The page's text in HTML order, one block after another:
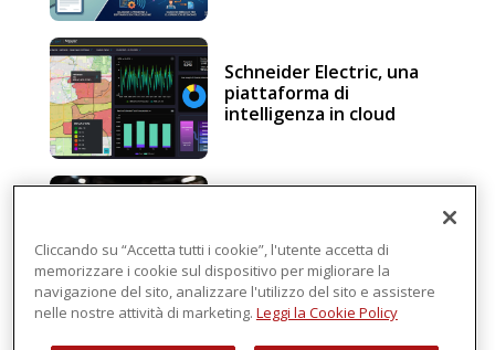
Schneider Electric, una
piattaforma di
intelligenza in cloud
Regolamento macchine
Cliccando su “Accetta tutti i cookie”, l'utente accetta di
memorizzare i cookie sul dispositivo per migliorare la
navigazione del sito, analizzare l'utilizzo del sito e assistere
nelle nostre attività di marketing. Leggi la Cookie Policy